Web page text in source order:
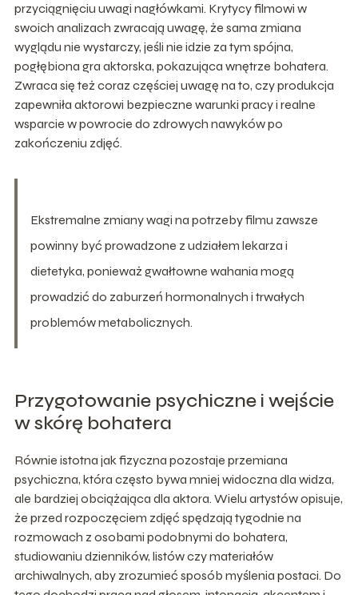
przyciągnięciu uwagi nagłówkami. Krytycy filmowi w
swoich analizach zwracają uwagę, że sama zmiana
wyglądu nie wystarczy, jeśli nie idzie za tym spójna,
pogłębiona gra aktorska, pokazująca wnętrze bohatera.
Zwraca się też coraz częściej uwagę na to, czy produkcja
zapewniła aktorowi bezpieczne warunki pracy i realne
wsparcie w powrocie do zdrowych nawyków po
zakończeniu zdjęć.
Ekstremalne zmiany wagi na potrzeby filmu zawsze
powinny być prowadzone z udziałem lekarza i
dietetyka, ponieważ gwałtowne wahania mogą
prowadzić do zaburzeń hormonalnych i trwałych
problemów metabolicznych.
Przygotowanie psychiczne i wejście
w skórę bohatera
Równie istotna jak fizyczna pozostaje przemiana
psychiczna, która często bywa mniej widoczna dla widza,
ale bardziej obciążająca dla aktora. Wielu artystów opisuje,
że przed rozpoczęciem zdjęć spędzają tygodnie na
rozmowach z osobami podobnymi do bohatera,
studiowaniu dzienników, listów czy materiałów
archiwalnych, aby zrozumieć sposób myślenia postaci. Do